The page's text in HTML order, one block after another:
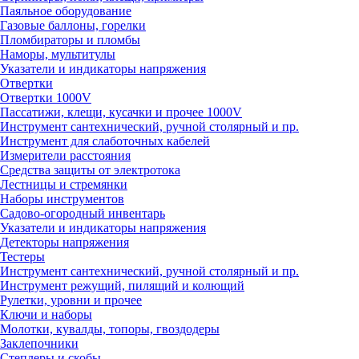
Паяльное оборудование
Газовые баллоны, горелки
Пломбираторы и пломбы
Наморы, мультитулы
Указатели и индикаторы напряжения
Отвертки
Отвертки 1000V
Пассатижи, клещи, кусачки и прочее 1000V
Инструмент сантехнический, ручной столярный и пр.
Инструмент для слаботочных кабелей
Измерители расстояния
Средства защиты от электротока
Лестницы и стремянки
Наборы инструментов
Садово-огородный инвентарь
Указатели и индикаторы напряжения
Детекторы напряжения
Тестеры
Инструмент сантехнический, ручной столярный и пр.
Инструмент режущий, пилящий и колющий
Рулетки, уровни и прочее
Ключи и наборы
Молотки, кувалды, топоры, гвоздодеры
Заклепочники